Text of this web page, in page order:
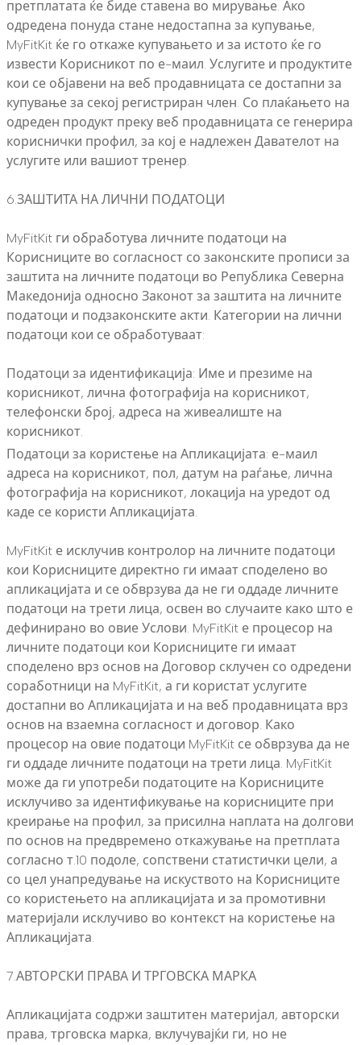
претплатата ќе биде ставена во мирување. Ако
одредена понуда стане недостапна за купување,
MyFitKit ќе го откаже купувањето и за истото ќе го
извести Корисникот по е-маил. Услугите и продуктите
кои се објавени на веб продавницата се достапни за
купување за секој регистриран член. Со плаќањето на
одреден продукт преку веб продавницата се генерира
кориснички профил, за кој е надлежен Давателот на
услугите или вашиот тренер.
6.ЗАШТИТА НА ЛИЧНИ ПОДАТОЦИ
MyFitKit ги обработува личните податоци на
Корисниците во согласност со законските прописи за
заштита на личните податоци во Република Северна
Македонија односно Законот за заштита на личните
податоци и подзаконските акти. Категории на лични
податоци кои се обработуваат:
Податоци за идентификација: Име и презиме на
корисникот, лична фотографија на корисникот,
телефонски број, адреса на живеалиште на
корисникот.
Податоци за користење на Апликацијата: е-маил
адреса на корисникот, пол, датум на раѓање, лична
фотографија на корисникот, локација на уредот од
каде се користи Апликацијата.
MyFitKit е исклучив контролор на личните податоци
кои Корисниците директно ги имаат споделено во
апликацијата и се обврзува да не ги оддаде личните
податоци на трети лица, освен во случаите како што е
дефинирано во овие Услови. MyFitKit е процесор на
личните податоци кои Корисниците ги имаат
споделено врз основ на Договор склучен со одредени
соработници на MyFitKit, а ги користат услугите
достапни во Апликацијата и на веб продавницата врз
основ на взаемна согласност и договор. Како
процесор на овие податоци MyFitKit се обврзува да не
ги оддаде личните податоци на трети лица. MyFitKit
може да ги употреби податоците на Корисниците
исклучиво за идентификување на корисниците при
креирање на профил, за присилна наплата на долгови
по основ на предвремено откажување на претплата
согласно т.10 подоле, сопствени статистички цели, а
со цел унапредување на искуството на Корисниците
со користењето на апликацијата и за промотивни
материјали исклучиво во контекст на користење на
Апликацијата.
7.АВТОРСКИ ПРАВА И ТРГОВСКА МАРКА
Апликацијата содржи заштитен материјал, авторски
права, трговска марка, вклучувајќи ги, но не